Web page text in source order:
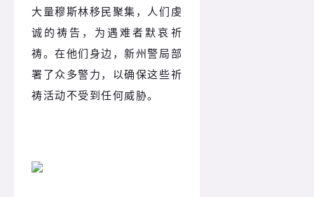
大量穆斯林移民聚集，人们虔
诚的祷告，为遇难者默哀祈
祷。在他们身边，新州警局部
署了众多警力，以确保这些祈
祷活动不受到任何威胁。